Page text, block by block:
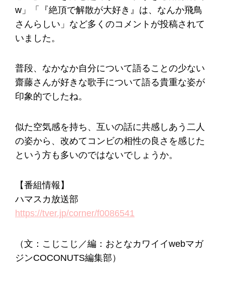
w」「『絶頂で解散が大好き』は、なんか飛鳥
さんらしい」など多くのコメントが投稿されて
いました。
普段、なかなか自分について語ることの少ない
齋藤さんが好きな歌手について語る貴重な姿が
印象的でしたね。
似た空気感を持ち、互いの話に共感しあう二人
の姿から、改めてコンビの相性の良さを感じた
という方も多いのではないでしょうか。
【番組情報】
ハマスカ放送部
https://tver.jp/corner/f0086541
（文：こじこじ／編：おとなカワイイwebマガ
ジンCOCONUTS編集部）